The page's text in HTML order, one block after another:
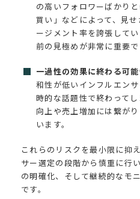
の高いフォロワーばかり
買い」などによって、見
ージメント率を誇張して
前の見極めが非常に重要で
一過性の効果に終わる可能
和性が低いインフルエン
時的な話題性で終わって
向上や売上増加には繋が
います。
これらのリスクを最小限に抑
サー選定の段階から慎重に行
の明確化、そして継続的なモ
です。